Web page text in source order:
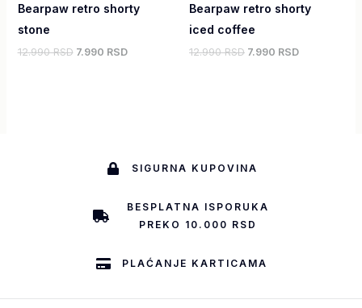
Bearpaw retro shorty
stone
12.990 RSD 7.990 RSD
Bearpaw retro shorty
iced coffee
12.990 RSD 7.990 RSD
SIGURNA KUPOVINA
BESPLATNA ISPORUKA
PREKO 10.000 RSD
PLAĆANJE KARTICAMA